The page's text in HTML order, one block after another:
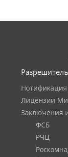
Лицензии
Заключения
ФСБ
РЧЦ